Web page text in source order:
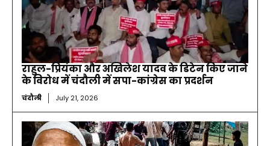
राहुल-प्रियंका और अखिलेश यादव के डिटेन किए जाने
के विरोध में चंदौली में सपा-कांग्रेस का प्रदर्शन
चंदौली July 21, 2026